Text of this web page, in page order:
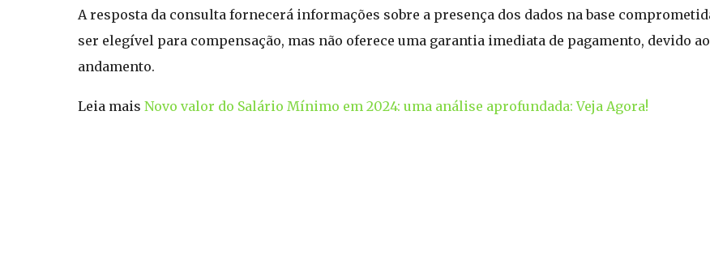
A resposta da consulta fornecerá informações sobre a presença dos dados na base
ser elegível para compensação, mas não oferece uma garantia imediata de pagamento, devido
andamento.
Leia mais Novo valor do Salário Mínimo em 2024: uma análise aprofundada: Veja Agora!